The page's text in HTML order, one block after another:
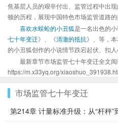
焦基层人员的艰辛付出、监管过程中出
顿的历程，展现中国特色市场监管道路的
喜欢水蜈蚣的小丑狐是一名出色的
七十年变迁》、《清澈的抵抗》、等，
的小丑狐创作的小说情节跌宕起伏、扣人
最新章节市场监管七十年变迁全文阅
https://m.x33yq.org/
市场监管七十年变迁
第214章 计量标准升级：从“杆秤”